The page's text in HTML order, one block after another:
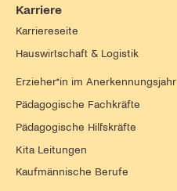
Karriere
Karriereseite
Hauswirtschaft & Logistik
Erzieher*in im Anerkennungsjahr
Pädagogische Fachkräfte
Pädagogische Hilfskräfte
Kita Leitungen
Kaufmännische Berufe